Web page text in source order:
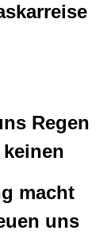
Regen
macht
uns